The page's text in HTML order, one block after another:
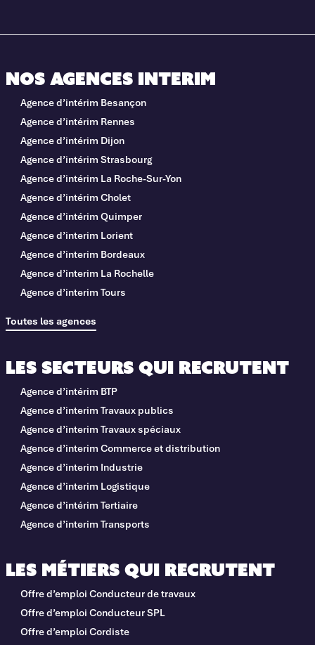
Nos agences interim
Agence d’intérim Besançon
Agence d’intérim Rennes
Agence d’intérim Dijon
Agence d’intérim Strasbourg
Agence d’intérim La Roche-Sur-Yon
Agence d’intérim Cholet
Agence d’intérim Quimper
Agence d’interim Lorient
Agence d’interim Bordeaux
Agence d’interim La Rochelle
Agence d’interim Tours
Toutes les agences
Les métiers qui recrutent
Offre d’emploi Conducteur de travaux
Offre d’emploi Conducteur SPL
Offre d’emploi Cordiste
Les secteurs qui recrutent
Agence d’intérim BTP
Agence d’interim Travaux publics
Agence d’interim Travaux spéciaux
Agence d’interim Commerce et distribution
Agence d’interim Industrie
Agence d’interim Logistique
Agence d’intérim Tertiaire
Agence d’interim Transports